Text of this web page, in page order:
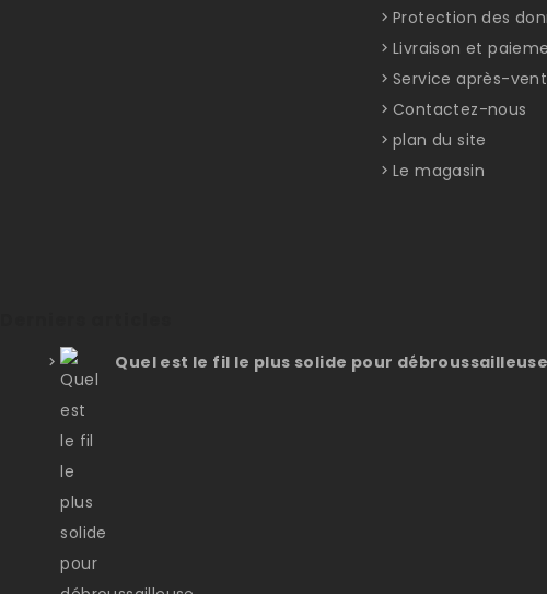
Protection des
Livraison et
Service après-
Contactez-nous
plan du site
Le magasin
Quel est le fil le plus solide pour